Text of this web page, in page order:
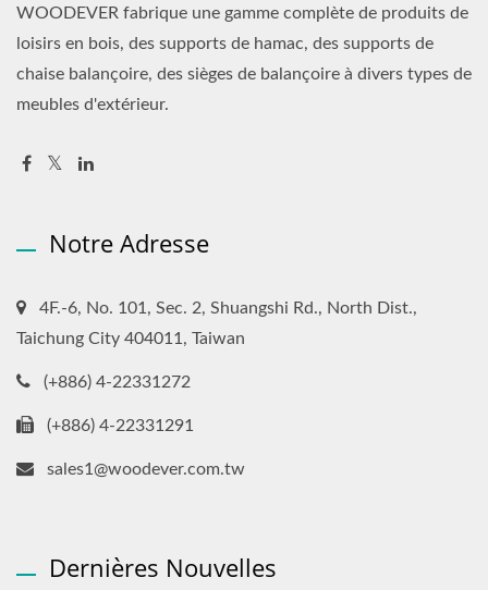
WOODEVER fabrique une gamme complète de produits de
loisirs en bois, des supports de hamac, des supports de
chaise balançoire, des sièges de balançoire à divers types de
meubles d'extérieur.
Notre Adresse
4F.-6, No. 101, Sec. 2, Shuangshi Rd., North Dist.,
Taichung City 404011, Taiwan
(+886) 4-22331272
(+886) 4-22331291
sales1@woodever.com.tw
Dernières Nouvelles